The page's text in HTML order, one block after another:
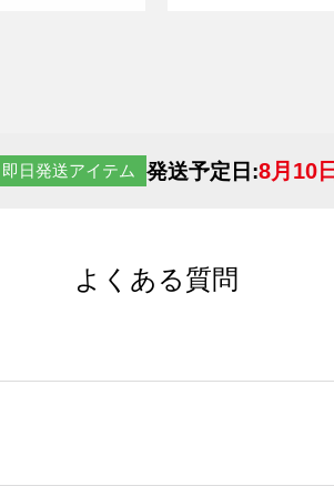
即日発送アイテム 発送予定日:8月10日
よくある質問
場合は、サポートが担当する
ンデマンドサービスよりも低価格で製